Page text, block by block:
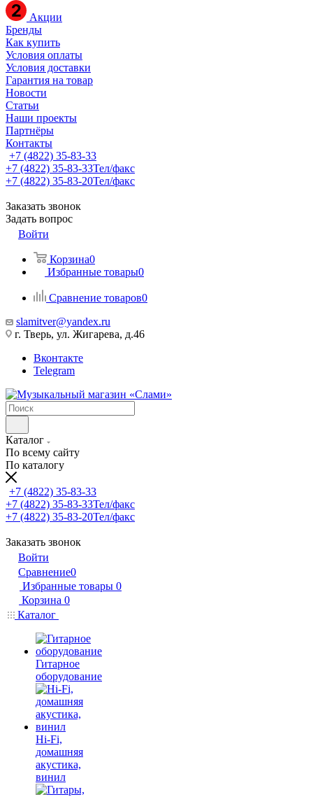
Акции
Бренды
Как купить
Условия оплаты
Условия доставки
Гарантия на товар
Новости
Статьи
Наши проекты
Партнёры
Контакты
+7 (4822) 35-83-33
+7 (4822) 35-83-33Тел/факс
+7 (4822) 35-83-20Тел/факс
Заказать звонок
Задать вопрос
Войти
Корзина0
Избранные товары0
Сравнение товаров0
slamitver@yandex.ru
г. Тверь, ул. Жигарева, д.46
Вконтакте
Telegram
Каталог
По всему сайту
По каталогу
+7 (4822) 35-83-33
+7 (4822) 35-83-33Тел/факс
+7 (4822) 35-83-20Тел/факс
Заказать звонок
Войти
Сравнение0
Избранные товары 0
Корзина 0
Каталог
Гитарное
оборудование
Hi-Fi,
домашняя
акустика,
винил